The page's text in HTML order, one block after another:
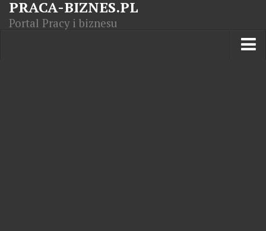
PRACA-BIZNES.PL
Portal Pracy i biznesu